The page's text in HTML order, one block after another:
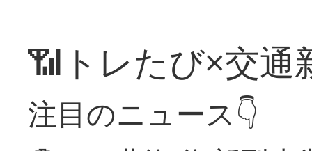
📶トレたび×交通
注目のニュース👇